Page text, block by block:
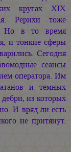
кругах ХIХ
Рерихи тоже
Но в то время
и тонкие сферы
Сегодня
сеансы
оператора. Им
и тёмных
из которых
И вряд ли есть
не притянут.